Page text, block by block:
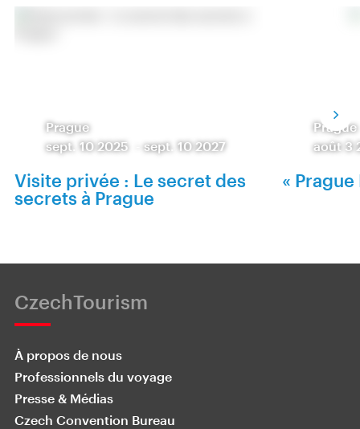
Prague
sept. 10 2025
-sept. 10 2027
Visite privée : Le secret des
secrets à Prague
Prague
août 3
« Prague
CzechTourism
À propos de nous
Professionnels du voyage
Presse & Médias
Czech Convention Bureau